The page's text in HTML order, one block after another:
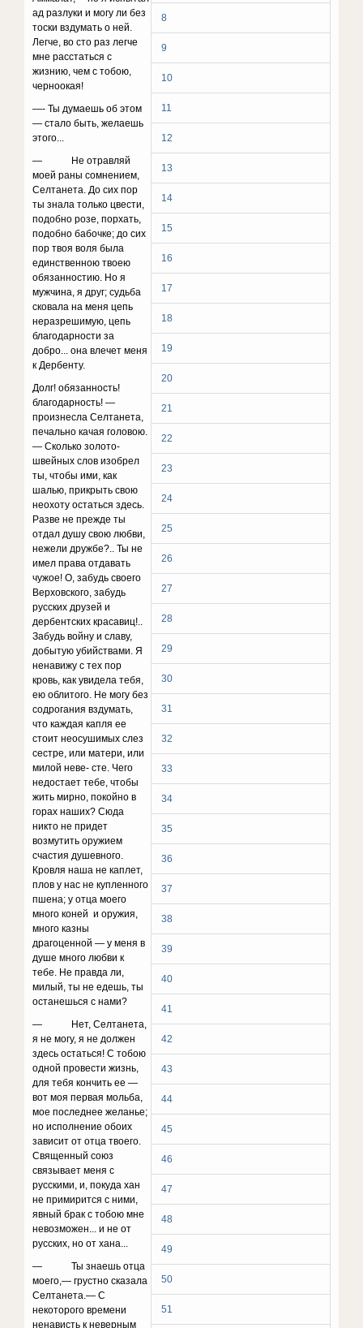
8
9
10
11
12
13
14
15
16
17
18
19
20
21
22
23
24
25
26
27
28
29
30
31
32
33
34
35
36
37
38
39
40
41
42
43
44
45
46
47
48
49
50
51
ад разлуки и могу ли без
тоски вздумать о ней.
Легче, во сто раз легче
мне расстаться с
жизнию, чем с тобою,
черно­окая!
—- Ты думаешь об этом
— стало быть, желаешь
этого...
— Не отравляй
моей раны сомнением,
Селтанета. До сих пор
ты знала только цвести,
подобно розе, порхать,
подобно бабочке; до сих
пор твоя воля была
единственною твоею
обязанностию. Но я
мужчина, я друг; судьба
сковала на меня цепь
неразрешимую, цепь
благодарности за
добро... она влечет меня
к Дербенту.
Долг! обязанность!
благодарность! —
произнесла Селтанета,
печально качая головою.
— Сколько золото­
швейных слов изобрел
ты, чтобы ими, как
шалью, при­крыть свою
неохоту остаться здесь.
Разве не прежде ты
отдал душу свою любви,
нежели дружбе?.. Ты не
имел права отдавать
чужое! О, забудь своего
Верховского, за­будь
русских друзей и
дербентских красавиц!..
Забудь войну и славу,
добытую убийствами. Я
ненавижу с тех пор
кровь, как увидела тебя,
ею облитого. Не могу без
содрогания вздумать,
что каждая капля ее
стоит неосушимых слез
сестре, или матери, или
милой неве- сте. Чего
недостает тебе, чтобы
жить мирно, покойно в
горах наших? Сюда
никто не придет
возмутить оружием
счастия душевного.
Кровля наша не каплет,
плов у нас не купленного
пшена; у отца моего
много коней и оружия,
много казны
драгоценной — у меня в
душе много любви к
тебе. Не правда ли,
милый, ты не едешь, ты
останешься с нами?
— Нет, Селтанета,
я не могу, я не должен
здесь остаться! С тобою
одной провести жизнь,
для тебя кончить ее —
вот моя первая мольба,
мое послед­нее желанье;
но исполнение обоих
зависит от отца твоего.
Священный союз
связывает меня с
русскими, и, покуда хан
не примирится с ними,
явный брак с тобою мне
невозможен... и не от
русских, но от хана...
— Ты знаешь отца
моего,— грустно сказала
Селта­нета.— С
некоторого времени
ненависть к неверным